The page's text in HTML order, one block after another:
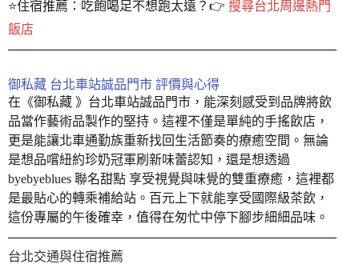
⭐️住宿推薦：吃飽喝足不想跑太遠？👉 搜尋台北周邊熱門
飯店
御私藏 台北車站誠品門市 評價與心得
在《御私藏 》台北車站誠品門市，能深刻感受到品牌將飲
品當作藝術品製作的堅持。這裡不僅是單純的手搖飲店，
更是能讓北車通勤族重新找回生活節奏的療癒空間。無論
是想品嚐紐約珍奶冠軍刷新味蕾認知，還是想透過
byebyeblues 聯名甜點 享受視覺與味覺的雙重療癒，這裡都
是最貼心的轉乘補給站。百元上下就能享受國際級茶飲，
這份專屬的午後確幸，值得在匆忙中停下腳步細細品味。
台北交通與住宿推薦